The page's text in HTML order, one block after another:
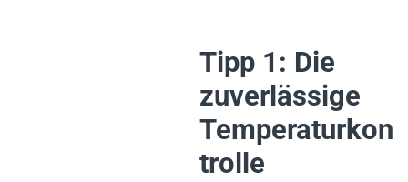
Tipp 1: Die
zuverlässige
Temperaturkon
trolle